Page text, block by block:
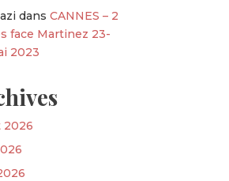
dansCANNES – 2
face Martinez 23-
2023
2026